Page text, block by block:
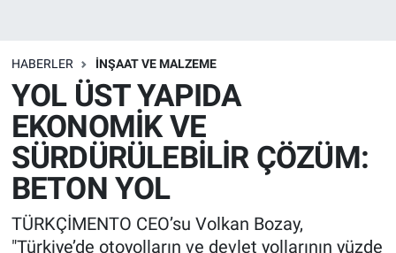
HABERLER İNŞAAT VE MALZEME
YOL ÜST YAPIDA
EKONOMİK VE
SÜRDÜRÜLEBİLİR ÇÖZÜM:
BETON YOL
TÜRKÇİMENTO CEO’su Volkan Bozay,
"Türkiye’de otoyolların ve devlet yollarının yüzde
Depolama Çözümleri
İnşaat ve Malzeme
HaberOrtak
EndüstriST